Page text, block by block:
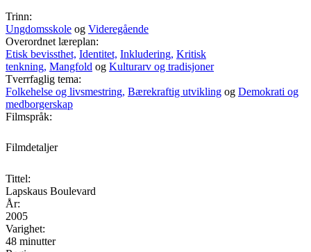
Trinn:
Ungdomsskole og Videregående
Overordnet læreplan:
Etisk bevissthet, Identitet, Inkludering, Kritisk
tenkning, Mangfold og Kulturarv og tradisjoner
Tverrfaglig tema:
Folkehelse og livsmestring, Bærekraftig utvikling og Demokrati og
medborgerskap
Filmspråk:
Filmdetaljer
Tittel:
Lapskaus Boulevard
År:
2005
Varighet:
48 minutter